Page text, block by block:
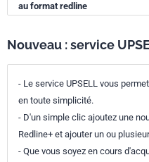
au format redline
Nouveau : service
- Le service UPSELL vous
en toute simplicité.
- D'un simple clic ajoutez une
Redline+ et ajouter un ou
- Que vous soyez en cours